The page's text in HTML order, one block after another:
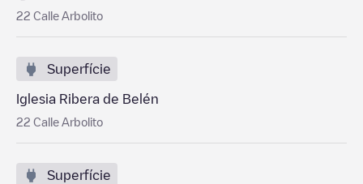
22 Calle Arbolito
Superfície
Iglesia Ribera de Belén
22 Calle Arbolito
Superfície